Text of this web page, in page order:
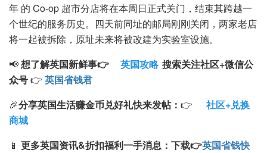
年 的 Co-op 超市分店将在本周日正式关门，结束其跨越一
个世纪的服务历史。四天前同址的邮局刚刚关闭，两家老店
将一起被拆除，原址未来将被改建为实验室设施。
📢想了解英国新鲜事👉 英国攻略 搜索关注社区+微信公
众号👉 英国省钱君
🎉分享英国生活赚金币兑好礼快来发帖： 👉
社区+兑换
商城
📱 更多英国资讯&折扣福利一手消息： 下载👉英国省钱快